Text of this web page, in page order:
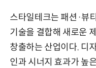
스타일테크는 패션·뷰
기술을 결합해 새로운
창출하는 산업이다. 디
인과 시너지 효과가 높